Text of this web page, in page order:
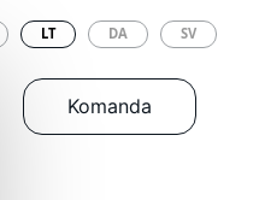
Komanda
LT DA SV